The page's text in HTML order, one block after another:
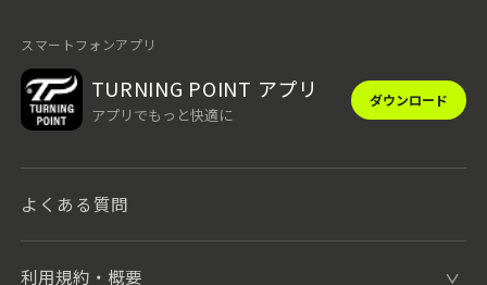
スマートフォンアプリ
TURNING POINT アプリ
アプリでもっと快適に
ダウンロード
よくある質問
利用規約・概要